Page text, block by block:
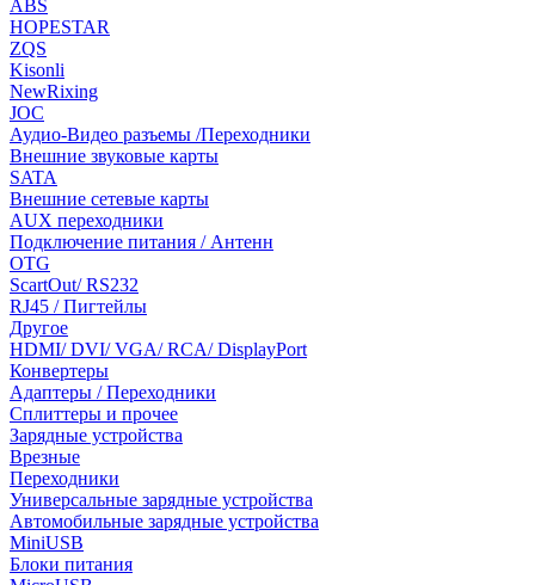
ABS
HOPESTAR
ZQS
Kisonli
NewRixing
JOC
Аудио-Видео разъемы /Переходники
Внешние звуковые карты
SATA
Внешние сетевые карты
AUX переходники
Подключение питания / Антенн
OTG
ScartOut/ RS232
RJ45 / Пигтейлы
Другое
HDMI/ DVI/ VGA/ RCA/ DisplayPort
Конвертеры
Адаптеры / Переходники
Сплиттеры и прочее
Зарядные устройства
Врезные
Переходники
Универсальные зарядные устройства
Автомобильные зарядные устройства
MiniUSB
Блоки питания